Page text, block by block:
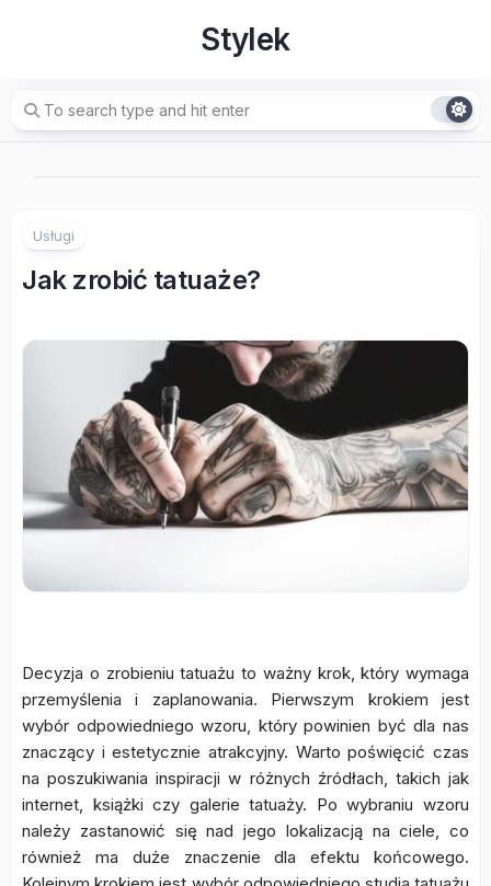
Stylek
Usługi
Jak zrobić tatuaże?
Decyzja o zrobieniu tatuażu to ważny krok, który wymaga
przemyślenia i zaplanowania. Pierwszym krokiem jest
wybór odpowiedniego wzoru, który powinien być dla nas
znaczący i estetycznie atrakcyjny. Warto poświęcić czas
na poszukiwania inspiracji w różnych źródłach, takich jak
internet, książki czy galerie tatuaży. Po wybraniu wzoru
należy zastanowić się nad jego lokalizacją na ciele, co
również ma duże znaczenie dla efektu końcowego.